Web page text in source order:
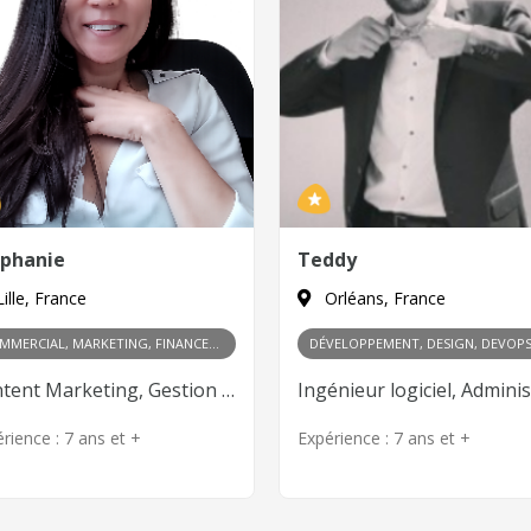
France
DÉVELOPPEMENT, DESIGN, DEVOPS/ADMINSYSTEM, COMMERCIAL, FINANCES, PRODUIT, RH ET MANAGEMENT
Ingénieur logiciel, Administrateur Système et Réseaux, Administrateur de base de données, Développeur ERP, Web Design, UX Design, UI Design, Gestion des partenariats, Négociation commerciale, Gestion budgétaire, Gestion de trésorerie, Product Management, Innovation et R&D, Recrutement, Gestion d’équipe, Culture d’entreprise, Leadership
: 7 ans et +
Hyacinthe
Paris, France
Expérience : 7 ans et +